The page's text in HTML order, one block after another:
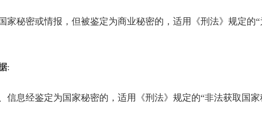
家秘密或情报，但被鉴定为商业秘密的，适用《刑法》规定的
:
信息经鉴定为国家秘密的，适用《刑法》规定的“非法获取国